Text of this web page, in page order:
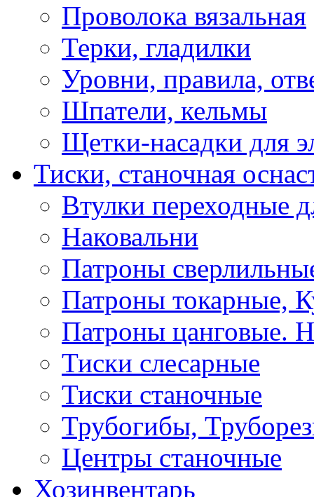
Проволока вязальная
Терки, гладилки
Уровни, правила,
Шпатели, кельмы
Щетки-насадки для
Тиски, станочная
Втулки переходные
Наковальни
Патроны
Патроны токарные,
Патроны цанговые.
Тиски слесарные
Тиски станочные
Трубогибы,
Центры станочные
Хозинвентарь